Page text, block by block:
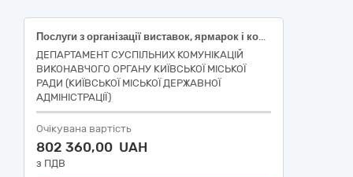
Послуги з організації виставок, ярмарок і конгресів (послуги з забезпечення проведення офіційних (протокольних) заходів з нагоди державних, міських свят та знаменних дат у ІІ півріччі 2026 року)
ДЕПАРТАМЕНТ СУСПІЛЬНИХ КОМУНІКАЦІЙ
ВИКОНАВЧОГО ОРГАНУ КИЇВСЬКОЇ МІСЬКОЇ
РАДИ (КИЇВСЬКОЇ МІСЬКОЇ ДЕРЖАВНОЇ
АДМІНІСТРАЦІЇ)
Очікувана вартість
802 360,00 UAH
з ПДВ